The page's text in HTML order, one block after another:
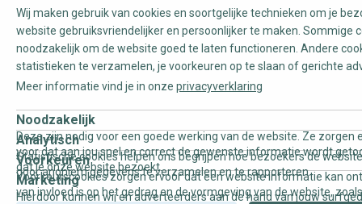
Wij maken gebruik van cookies en soortgelijke technieken om je
website gebruiksvriendelijker en persoonlijker te maken. Sommige
noodzakelijk om de website goed te laten functioneren. Andere
statistieken te verzamelen, je voorkeuren op te slaan of gerichte
Meer informatie vind je in onze privacyverklaring
Noodzakelijk
Deze zijn nodig voor een goede werking van de website. Ze zorgen
voor dat aan jou snel en correct de gewenste informatie wordt
dat je onze website bezoekt.
Analytisch
Statistische cookies helpen ons begrijpen hoe bezoekers de
door anoniem gegevens te verzamelen en te rapporteren.
Voorkeuren
Voorkeurscookies zorgen ervoor dat een website informatie kan
van invloed is op het gedrag en de vormgeving van de website,
Marketing
Hierdoor kunnen wij en adverteerders aan de hand van jouw